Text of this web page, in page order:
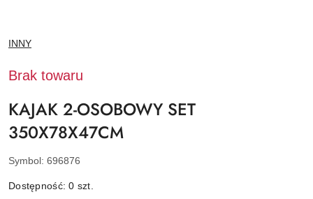
NAZWA
PRODUCENTA:
INNY
Brak towaru
KAJAK 2-OSOBOWY SET
350X78X47CM
Symbol: 696876
Dostępność:0 szt.